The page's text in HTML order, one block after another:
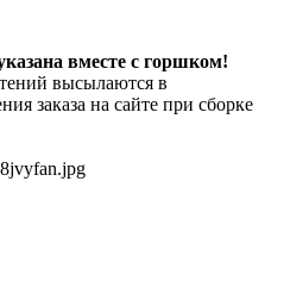
вместе с горшком!
высылаются в
заказа на сайте при сборке